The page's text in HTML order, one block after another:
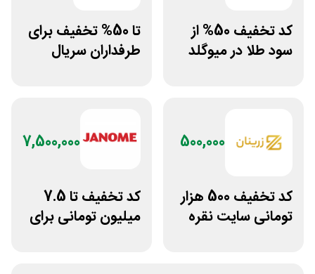
کد تخفیف 50% از
سود طلا در میوگلد
تا 50% تخفیف برای
طرفداران سریال
500,000
کد تخفیف 500 هزار
تومانی سایت نقره
7,500,000
کد تخفیف تا 7.5
میلیون تومانی برای